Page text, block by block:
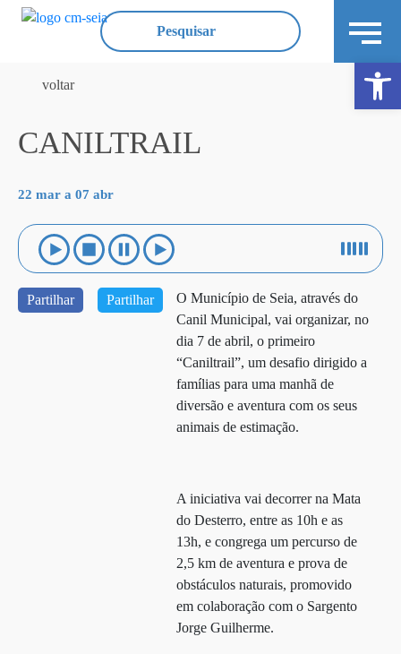
voltar
CANILTRAIL
22 mar a 07 abr
Partilhar Partilhar
O Município de Seia, através do
Canil Municipal, vai organizar, no
dia 7 de abril, o primeiro
“Caniltrail”, um desafio dirigido a
famílias para uma manhã de
diversão e aventura com os seus
animais de estimação.
A iniciativa vai decorrer na Mata
do Desterro, entre as 10h e as
13h, e congrega um percurso de
2,5 km de aventura e prova de
obstáculos naturais, promovido
em colaboração com o Sargento
Jorge Guilherme.